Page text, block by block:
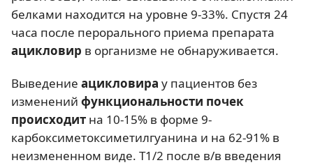
белками находится на уровне 9-33%. Спустя 24
часа после перорального приема препарата
ацикловир в организме не обнаруживается.
Выведение ацикловира у пациентов без
изменений функциональности почек
происходит на 10-15% в форме 9-
карбоксиметоксиметилгуанина и на 62-91% в
неизмененном виде. Т1/2 после в/в введения